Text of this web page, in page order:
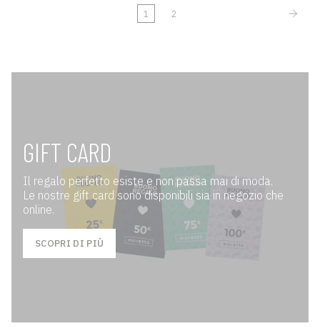
1 2
GIFT CARD
Il regalo perfetto esiste e non passa mai di moda.
Le nostre gift card sono disponibili sia in negozio che
online.
SCOPRI DI PIÙ